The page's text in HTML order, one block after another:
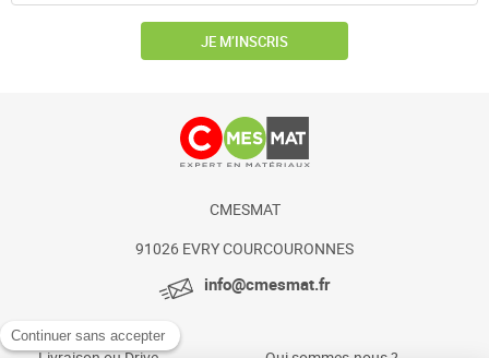
JE M’INSCRIS
CMESMAT
91026 EVRY COURCOURONNES
info@cmesmat.fr